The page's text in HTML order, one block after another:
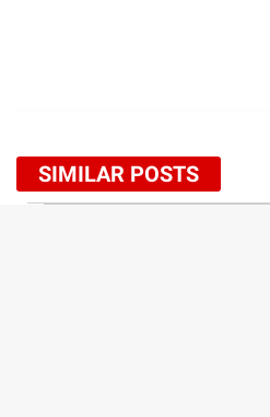
SIMILAR POSTS